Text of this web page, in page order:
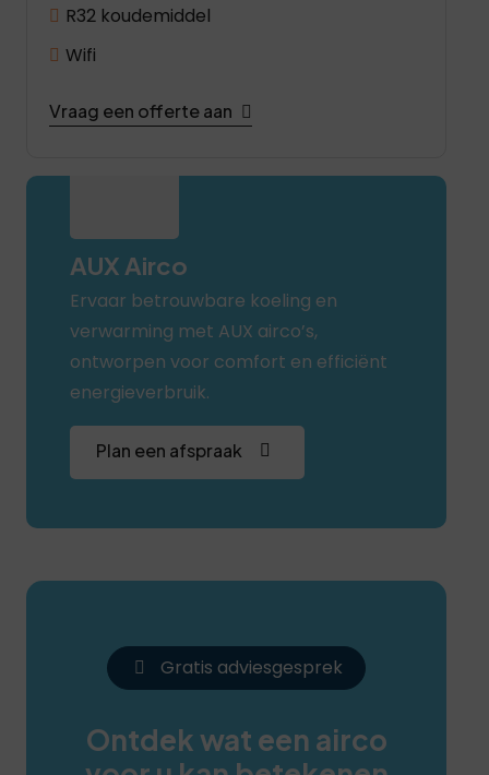
R32 koudemiddel
Wifi
Vraag een offerte aan
AUX Airco
Ervaar betrouwbare koeling en
verwarming met AUX airco’s,
ontworpen voor comfort en efficiënt
energieverbruik.
Plan een afspraak
Gratis adviesgesprek
Ontdek wat een airco